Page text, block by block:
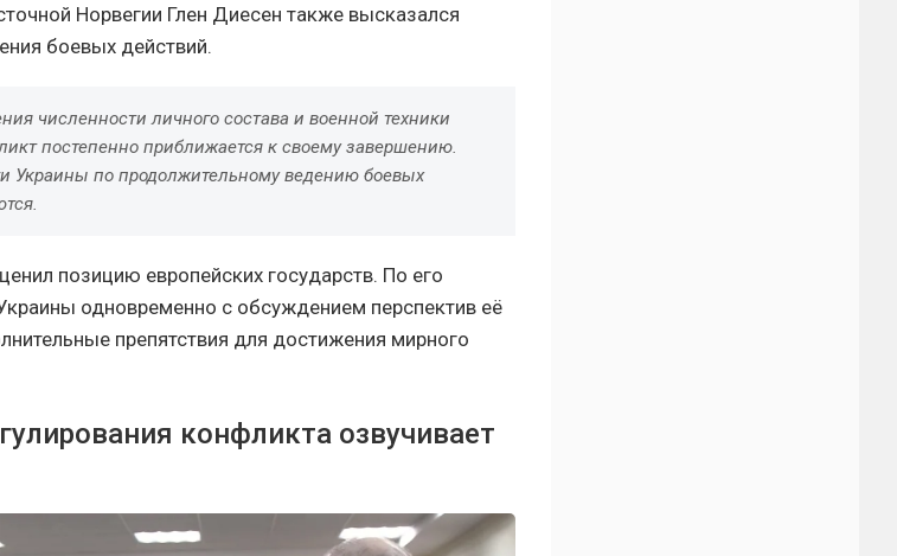
Норвегии Глен Диесен также высказался
боевых действий.
численности личного состава и военной техники
постепенно приближается к своему завершению.
Украины по продолжительному ведению боевых
позицию европейских государств. По его
одновременно с обсуждением перспектив её
препятствия для достижения мирного
конфликта озвучивает